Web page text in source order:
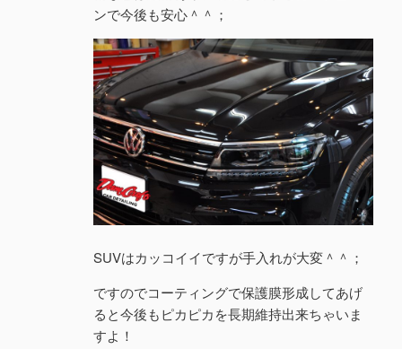
ンで今後も安心＾＾；
SUVはカッコイイですが手入れが大変＾＾；
ですのでコーティングで保護膜形成してあげ
ると今後もピカピカを長期維持出来ちゃいま
すよ！